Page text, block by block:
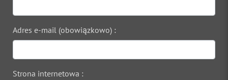
Adres e-mail (obowiązkowo) :
Strona internetowa :